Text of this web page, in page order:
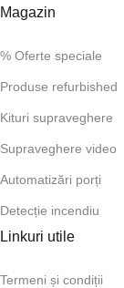
Magazin
% Oferte speciale
Produse refurbished
Kituri supraveghere
Supraveghere video
Automatizări porți
Detecție incendiu
Linkuri utile
Termeni și condiții